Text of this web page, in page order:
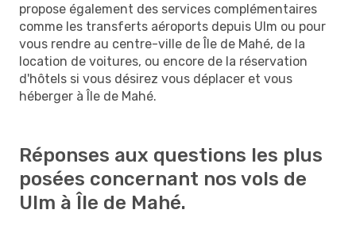
propose également des services complémentaires
comme les transferts aéroports depuis Ulm ou pour
vous rendre au centre-ville de Île de Mahé, de la
location de voitures, ou encore de la réservation
d'hôtels si vous désirez vous déplacer et vous
héberger à Île de Mahé.
Réponses aux questions les plus
posées concernant nos vols de
Ulm à Île de Mahé.